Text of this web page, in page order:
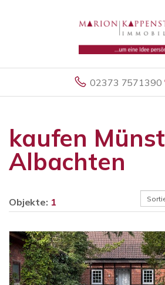
02373 7571390
kaufen
Albachten
Objekte: 1